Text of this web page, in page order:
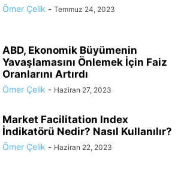
Ömer Çelik - Temmuz 24, 2023
ABD, Ekonomik Büyümenin
Yavaşlamasını Önlemek İçin Faiz
Oranlarını Artırdı
Ömer Çelik - Haziran 27, 2023
Market Facilitation Index
İndikatörü Nedir? Nasıl Kullanılır?
Ömer Çelik - Haziran 22, 2023